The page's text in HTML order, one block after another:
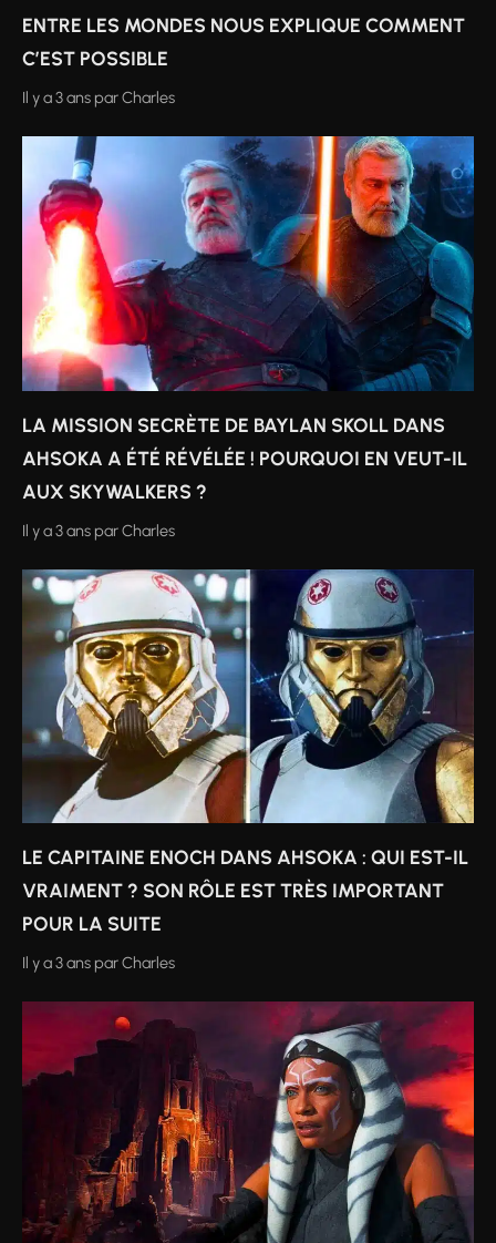
ENTRE LES MONDES NOUS EXPLIQUE COMMENT
C’EST POSSIBLE
Il y a 3 ans parCharles
LA MISSION SECRÈTE DE BAYLAN SKOLL DANS
AHSOKA A ÉTÉ RÉVÉLÉE ! POURQUOI EN VEUT-IL
AUX SKYWALKERS ?
Il y a 3 ans parCharles
LE CAPITAINE ENOCH DANS AHSOKA : QUI EST-IL
VRAIMENT ? SON RÔLE EST TRÈS IMPORTANT
POUR LA SUITE
Il y a 3 ans parCharles